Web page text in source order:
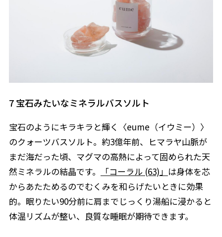
7 宝石みたいなミネラルバスソルト
宝石のようにキラキラと輝く〈eume（イウミー）〉
のクォーツバスソルト。約3億年前、ヒマラヤ山脈が
まだ海だった頃、マグマの高熱によって固められた天
然ミネラルの結晶です。
「コーラル (63)」 は身体を芯
からあたためるのでむくみを和らげたいときに効果
的。眠りたい90分前に肩までじっくり湯船に浸かると
体温リズムが整い、良質な睡眠が期待できます。